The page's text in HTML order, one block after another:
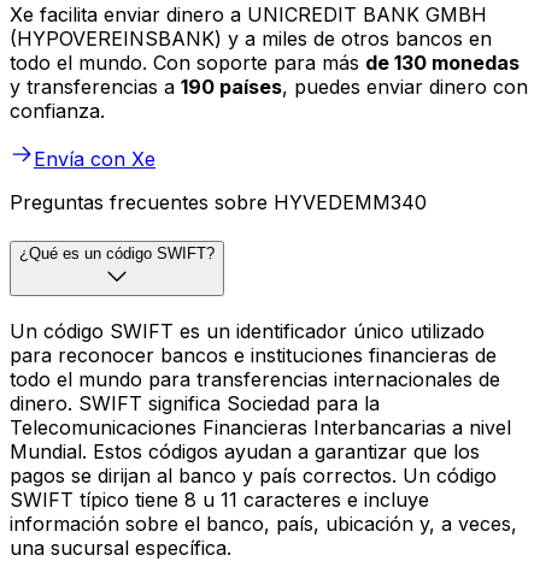
Xe facilita enviar dinero a UNICREDIT BANK GMBH
(HYPOVEREINSBANK) y a miles de otros bancos en
todo el mundo. Con soporte para más de 130 monedas
y transferencias a 190 países, puedes enviar dinero con
confianza.
Envía con Xe
Preguntas frecuentes sobre HYVEDEMM340
¿Qué es un código SWIFT?
Un código SWIFT es un identificador único utilizado
para reconocer bancos e instituciones financieras de
todo el mundo para transferencias internacionales de
dinero. SWIFT significa Sociedad para la
Telecomunicaciones Financieras Interbancarias a nivel
Mundial. Estos códigos ayudan a garantizar que los
pagos se dirijan al banco y país correctos. Un código
SWIFT típico tiene 8 u 11 caracteres e incluye
información sobre el banco, país, ubicación y, a veces,
una sucursal específica.